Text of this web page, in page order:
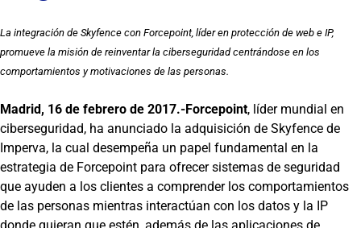
La integración de Skyfence con Forcepoint, líder en protección de web e IP,
promueve la misión de reinventar la ciberseguridad centrándose en los
comportamientos y motivaciones de las personas.
Madrid, 16 de febrero de 2017.-Forcepoint, líder mundial en
ciberseguridad, ha anunciado la adquisición de Skyfence de
Imperva, la cual desempeña un papel fundamental en la
estrategia de Forcepoint para ofrecer sistemas de seguridad
que ayuden a los clientes a comprender los comportamientos
de las personas mientras interactúan con los datos y la IP